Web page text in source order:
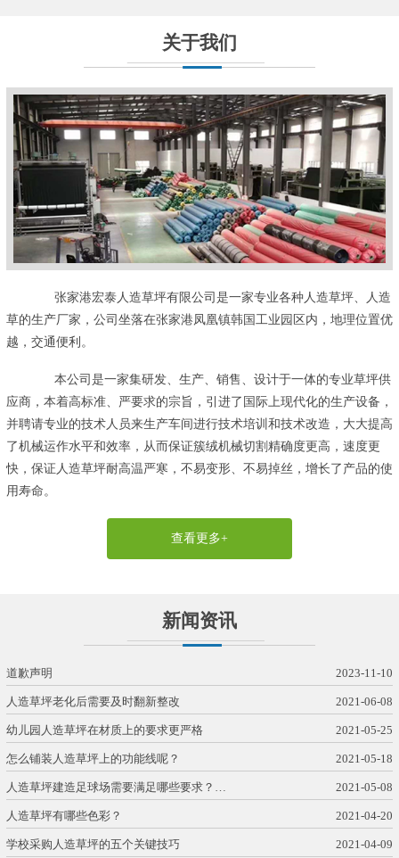
关于我们
张家港宏泰人造草坪有限公司是一家专业各种人造草坪、人造
草的生产厂家，公司坐落在张家港凤凰镇韩国工业园区内，地理位置优
越，交通便利。
本公司是一家集研发、生产、销售、设计于一体的专业草坪供
应商，本着高标准、严要求的宗旨，引进了国际上现代化的生产设备，
并聘请专业的技术人员来生产车间进行技术培训和技术改造，大大提高
了机械运作水平和效率，从而保证簇绒机械切割精确度更高，速度更
快，保证人造草坪耐高温严寒，不易变形、不易掉丝，增长了产品的使
用寿命。
查看更多+
新闻资讯
道歉声明 2023-11-10
人造草坪老化后需要及时翻新整改 2021-06-08
幼儿园人造草坪在材质上的要求更严格 2021-05-25
怎么铺装人造草坪上的功能线呢？ 2021-05-18
人造草坪建造足球场需要满足哪些要求？… 2021-05-08
人造草坪有哪些色彩？ 2021-04-20
学校采购人造草坪的五个关键技巧 2021-04-09